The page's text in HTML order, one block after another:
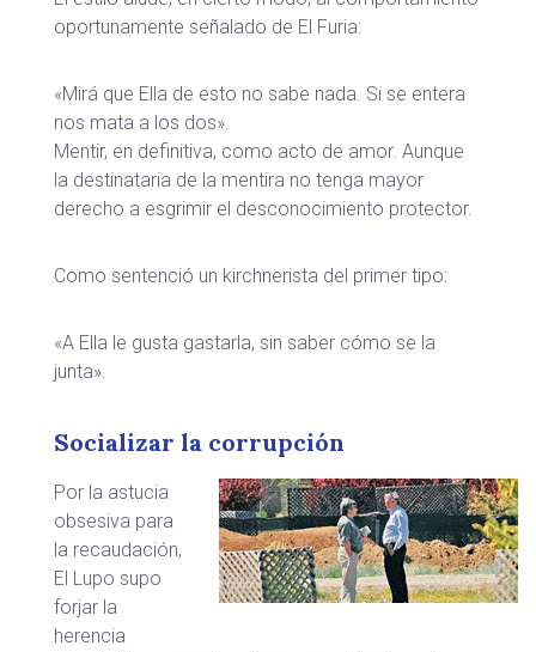
oportunamente señalado de El Furia:
«Mirá que Ella de esto no sabe nada. Si se entera
nos mata a los dos».
Mentir, en definitiva, como acto de amor. Aunque
la destinataria de la mentira no tenga mayor
derecho a esgrimir el desconocimiento protector.
Como sentenció un kirchnerista del primer tipo:
«A Ella le gusta gastarla, sin saber cómo se la
junta».
Socializar la corrupción
Por la astucia
obsesiva para
la recaudación,
El Lupo supo
forjar la
herencia